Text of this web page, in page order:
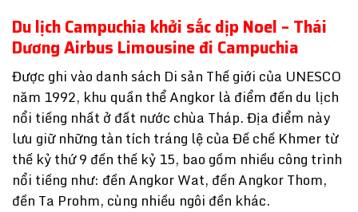
Du lịch Campuchia khởi sắc dịp Noel – Thái
Dương Airbus Limousine đi Campuchia
Được ghi vào danh sách Di sản Thế giới của UNESCO
năm 1992, khu quần thể Angkor là điểm đến du lịch
nổi tiếng nhất ở đất nước chùa Tháp. Địa điểm này
lưu giữ những tàn tích tráng lệ của Đế chế Khmer từ
thế kỷ thứ 9 đến thế kỷ 15, bao gồm nhiều công trình
nổi tiếng như: đền Angkor Wat, đền Angkor Thom,
đền Ta Prohm, cùng nhiều ngôi đền khác.